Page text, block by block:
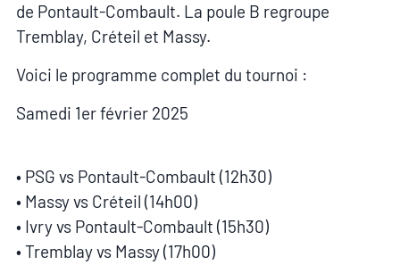
de Pontault-Combault. La poule B regroupe
Tremblay, Créteil et Massy.
Voici le programme complet du tournoi :
Samedi 1er février 2025
• PSG vs Pontault-Combault (12h30)
• Massy vs Créteil (14h00)
• Ivry vs Pontault-Combault (15h30)
• Tremblay vs Massy (17h00)